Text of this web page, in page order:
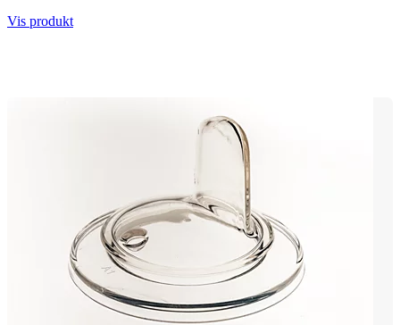
Vis produkt